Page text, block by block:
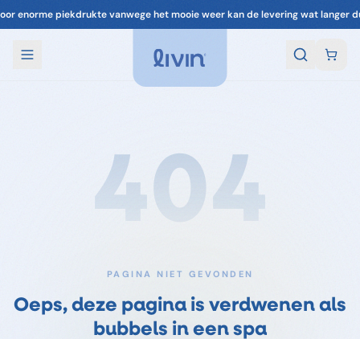
enorme piekdrukte vanwege het mooie weer kan de levering wat langer
404
PAGINA NIET GEVONDEN
Oeps, deze pagina is verdwenen als
bubbels in een spa